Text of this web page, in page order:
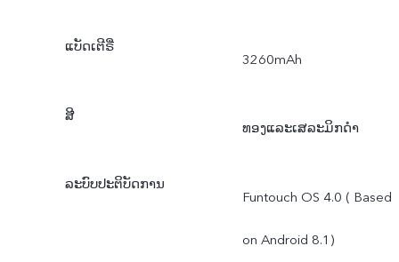
ແບັດເຕີຣີ່
3260mAh
ສີ
ທອງແລະເສລະມິກດໍາ
ລະບົບປະຕິບັດການ
Funtouch OS 4.0 ( Based
on Android 8.1)